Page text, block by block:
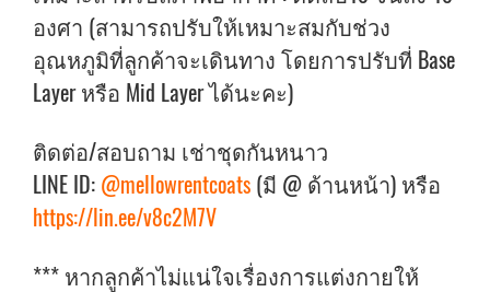
องศา (สามารถปรับให้เหมาะสมกับช่วง
อุณหภูมิที่ลูกค้าจะเดินทาง โดยการปรับที่ Base
Layer หรือ Mid Layer ได้นะคะ)
ติดต่อ/สอบถาม เช่าชุดกันหนาว
LINE ID: @mellowrentcoats (มี @ ด้านหน้า) หรือ
https://lin.ee/v8c2M7V
*** หากลูกค้าไม่แน่ใจเรื่องการแต่งกายให้